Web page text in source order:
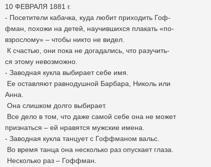
10 ФЕВРАЛЯ 1881 г.
- Посетители кабачка, куда любит приходить Гоф-
фман, похожи на детей, научившихся плакать «по-
взрослому» – чтобы никто не видел.
К счастью, они пока не догадались, что разучить-
ся этому невозможно.
- Заводная кукла выбирает себе имя.
Ее оставляют равнодушной Барбара, Николь или
Анна.
Она слишком долго выбирает.
Все дело в том, что даже самой себе она не может
признаться – ей нравятся мужские имена.
- Заводная кукла танцует с Гоффманом вальс.
Во время танца она несколько раз опускает глаза.
Несколько раз – Гоффман.